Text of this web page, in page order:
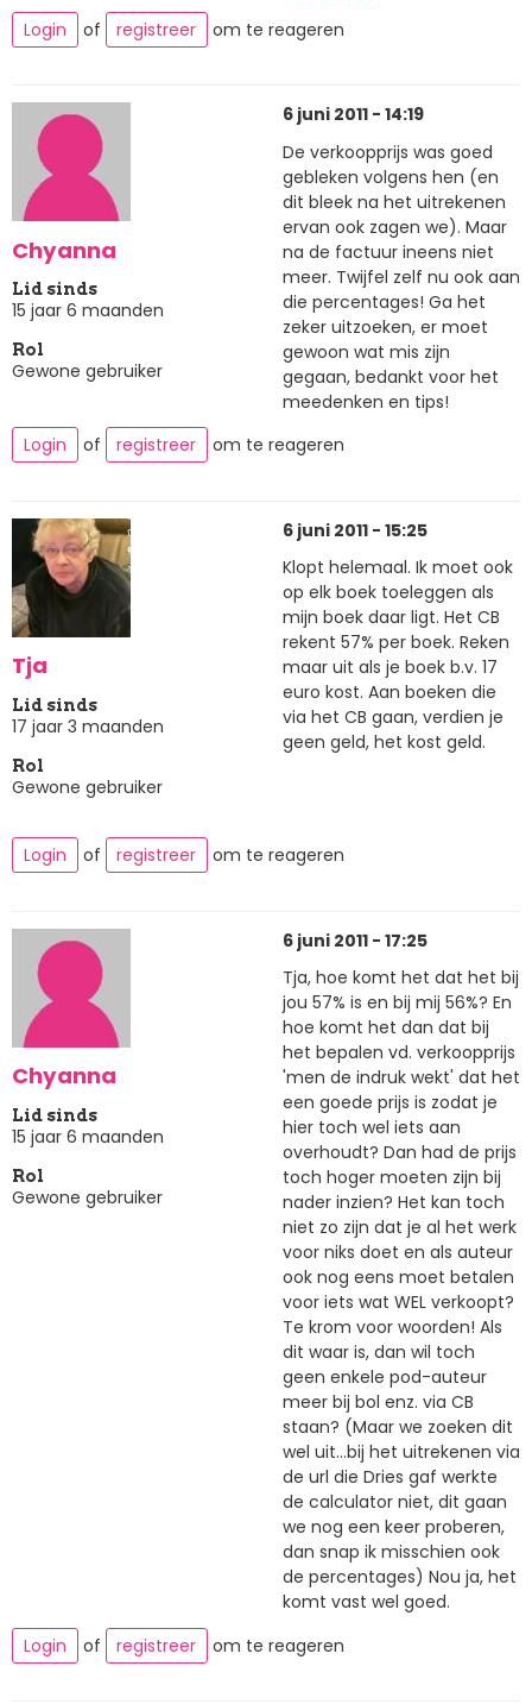
Login
of registreer om te reageren
Chyanna
Lid sinds
15 jaar 6 maanden
Rol
Gewone gebruiker
6 juni 2011 - 14:19
De verkoopprijs was goed
gebleken volgens hen (en
dit bleek na het uitrekenen
ervan ook zagen we). Maar
na de factuur ineens niet
meer. Twijfel zelf nu ook aan
die percentages! Ga het
zeker uitzoeken, er moet
gewoon wat mis zijn
gegaan, bedankt voor het
meedenken en tips!
Login
of registreer om te reageren
Tja
Lid sinds
17 jaar 3 maanden
Rol
Gewone gebruiker
6 juni 2011 - 15:25
Klopt helemaal. Ik moet ook
op elk boek toeleggen als
mijn boek daar ligt. Het CB
rekent 57% per boek. Reken
maar uit als je boek b.v. 17
euro kost. Aan boeken die
via het CB gaan, verdien je
geen geld, het kost geld.
Login of registreer om te reageren
Chyanna
Lid sinds
15 jaar 6 maanden
Rol
Gewone gebruiker
6 juni 2011 - 17:25
Tja, hoe komt het dat het bij
jou 57% is en bij mij 56%? En
hoe komt het dan dat bij
het bepalen vd. verkoopprijs
'men de indruk wekt' dat het
een goede prijs is zodat je
hier toch wel iets aan
overhoudt? Dan had de prijs
toch hoger moeten zijn bij
nader inzien? Het kan toch
niet zo zijn dat je al het werk
voor niks doet en als auteur
ook nog eens moet betalen
voor iets wat WEL verkoopt?
Te krom voor woorden! Als
dit waar is, dan wil toch
geen enkele pod-auteur
meer bij bol enz. via CB
staan? (Maar we zoeken dit
wel uit...bij het uitrekenen via
de url die Dries gaf werkte
de calculator niet, dit gaan
we nog een keer proberen,
dan snap ik misschien ook
de percentages) Nou ja, het
komt vast wel goed.
Login
of registreer om te reageren